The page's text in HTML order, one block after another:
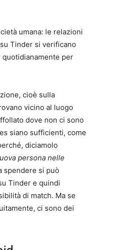
umana: le relazioni
Tinder si verificano
per
cioè sulla
vicino al luogo
dove non ci sono
siano sufficienti, come
diciamolo
persona nelle
spendere si può
Tinder e quindi
di match. Ma se
ci sono dei